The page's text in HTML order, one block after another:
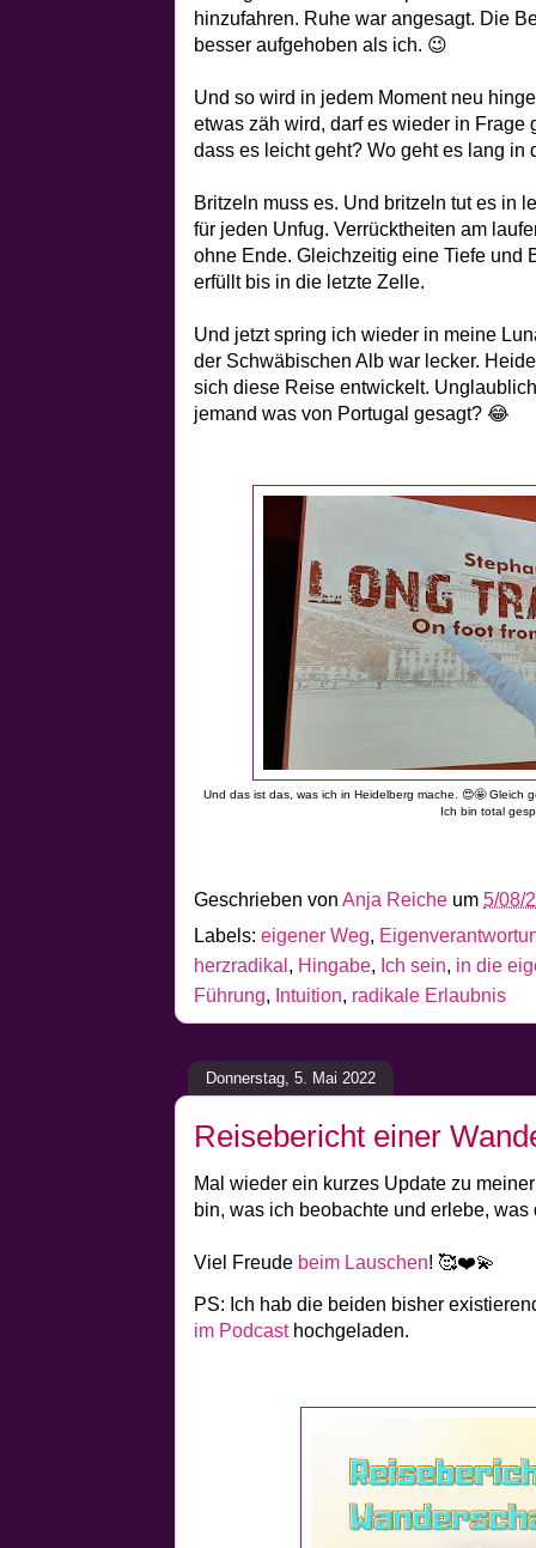
hinzufahren. Ruhe war angesagt. Die
besser aufgehoben als ich. 😉
Und so wird in jedem Moment neu
etwas zäh wird, darf es wieder in Frage
dass es leicht geht? Wo geht es lang in
Britzeln muss es. Und britzeln tut es in
für jeden Unfug. Verrücktheiten am
ohne Ende. Gleichzeitig eine Tiefe und
erfüllt bis in die letzte Zelle.
Und jetzt spring ich wieder in meine
der Schwäbischen Alb war lecker.
sich diese Reise entwickelt.
jemand was von Portugal gesagt? 😂
Und das ist das, was ich in Heidelberg mache. 😍🤩 Gleich
Ich bin total
Geschrieben von Anja Reiche um 5/08/
Labels: eigener Weg,
herzradikal , Hingabe, Ich sein, in die
Führung, Intuition, radikale Erlaubnis
Donnerstag, 5. Mai 2022
Reisebericht einer
Mal wieder ein kurzes Update zu
bin, was ich beobachte und erlebe,
Viel Freude beim Lauschen! 🥰❤️💫
PS: Ich hab die beiden bisher
im Podcasthochgeladen.